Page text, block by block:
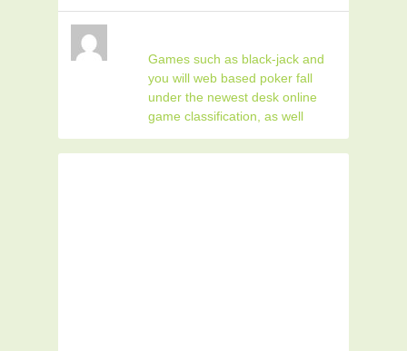
Games such as black-jack and
you will web based poker fall
under the newest desk online
game classification, as well